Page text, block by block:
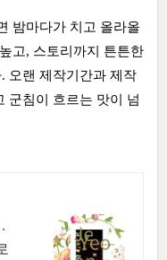
밤마다가 치고 올라올
고, 스토리까지 튼튼한
오랜 제작기간과 제작
군침이 흐르는 맛이 넘